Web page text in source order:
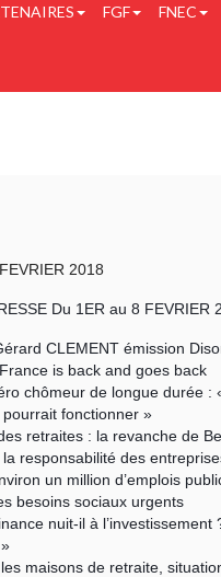
FGF FNEC
2018
Du 1ER au 8 FEVRIER
CLEMENT émission
is back and goes back
chômeur de longue durée :
fonctionner »
retraites : la revanche de
la responsabilité des
un million d’emplois
besoins sociaux urgents
nuit-il à l’investissement
maisons de retraite,